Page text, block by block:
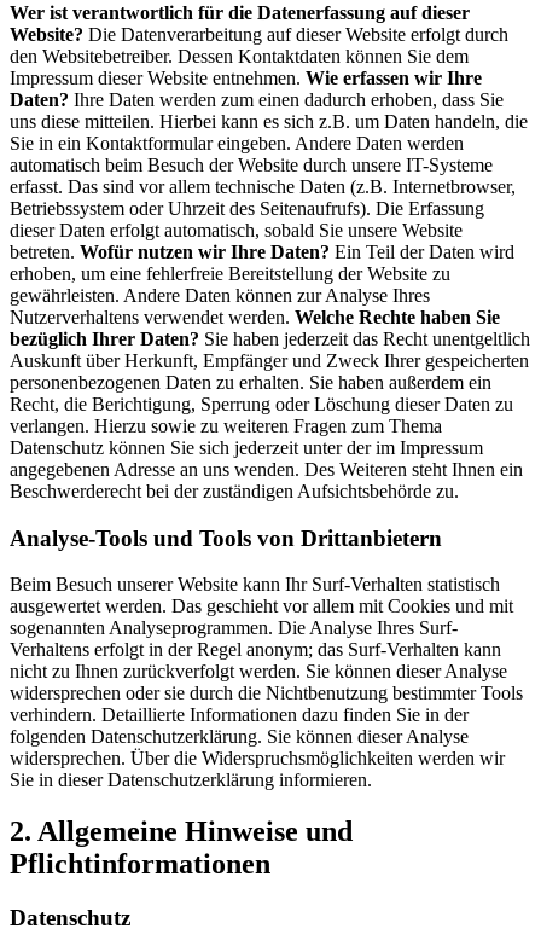
Wer ist verantwortlich für die Datenerfassung auf dieser
Website? Die Datenverarbeitung auf dieser Website erfolgt durch
den Websitebetreiber. Dessen Kontaktdaten können Sie dem
Impressum dieser Website entnehmen. Wie erfassen wir Ihre
Daten? Ihre Daten werden zum einen dadurch erhoben, dass Sie
uns diese mitteilen. Hierbei kann es sich z.B. um Daten handeln, die
Sie in ein Kontaktformular eingeben. Andere Daten werden
automatisch beim Besuch der Website durch unsere IT-Systeme
erfasst. Das sind vor allem technische Daten (z.B. Internetbrowser,
Betriebssystem oder Uhrzeit des Seitenaufrufs). Die Erfassung
dieser Daten erfolgt automatisch, sobald Sie unsere Website
betreten. Wofür nutzen wir Ihre Daten? Ein Teil der Daten wird
erhoben, um eine fehlerfreie Bereitstellung der Website zu
gewährleisten. Andere Daten können zur Analyse Ihres
Nutzerverhaltens verwendet werden. Welche Rechte haben Sie
bezüglich Ihrer Daten? Sie haben jederzeit das Recht unentgeltlich
Auskunft über Herkunft, Empfänger und Zweck Ihrer gespeicherten
personenbezogenen Daten zu erhalten. Sie haben außerdem ein
Recht, die Berichtigung, Sperrung oder Löschung dieser Daten zu
verlangen. Hierzu sowie zu weiteren Fragen zum Thema
Datenschutz können Sie sich jederzeit unter der im Impressum
angegebenen Adresse an uns wenden. Des Weiteren steht Ihnen ein
Beschwerderecht bei der zuständigen Aufsichtsbehörde zu.
Analyse-Tools und Tools von Drittanbietern
Beim Besuch unserer Website kann Ihr Surf-Verhalten statistisch
ausgewertet werden. Das geschieht vor allem mit Cookies und mit
sogenannten Analyseprogrammen. Die Analyse Ihres Surf-
Verhaltens erfolgt in der Regel anonym; das Surf-Verhalten kann
nicht zu Ihnen zurückverfolgt werden. Sie können dieser Analyse
widersprechen oder sie durch die Nichtbenutzung bestimmter Tools
verhindern. Detaillierte Informationen dazu finden Sie in der
folgenden Datenschutzerklärung. Sie können dieser Analyse
widersprechen. Über die Widerspruchsmöglichkeiten werden wir
Sie in dieser Datenschutzerklärung informieren.
2. Allgemeine Hinweise und
Pflichtinformationen
Datenschutz